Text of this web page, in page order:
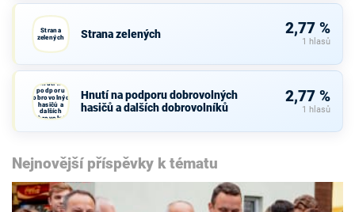
Strana
zelených
Strana zelených 2,77 %
1 hlasů
Hnutí na
podporu
dobrovolných
hasičů a
dalších
dobrovolníků
Hnutí na podporu dobrovolných
hasičů a dalších dobrovolníků
2,77 %
1 hlasů
Nejnovější příspěvky k tématu